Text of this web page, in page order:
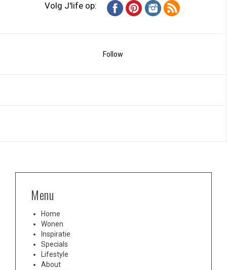
Volg J'life op:
Follow
Menu
Home
Wonen
Inspiratie
Specials
Lifestyle
About